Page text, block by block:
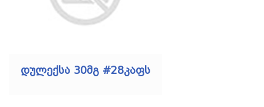
დულექსა 30მგ #28კაფს